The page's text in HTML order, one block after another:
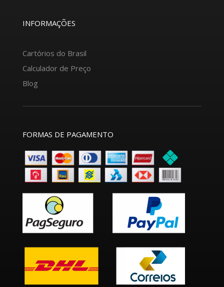
INFORMAÇÕES
Cartórios do Brasil
Calculador de Preço
Blog
FORMAS DE PAGAMENTO